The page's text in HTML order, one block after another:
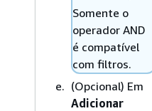
Somente o
operador AND
é compatível
com filtros.
(Opcional) Em
Adicionar